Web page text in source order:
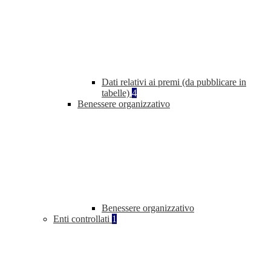
Dati relativi ai premi (da pubblicare in
tabelle) 4
Benessere organizzativo
Benessere organizzativo
Enti controllati 1